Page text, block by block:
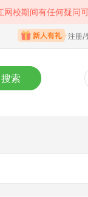
校期间有任何疑问
注册/
搜索